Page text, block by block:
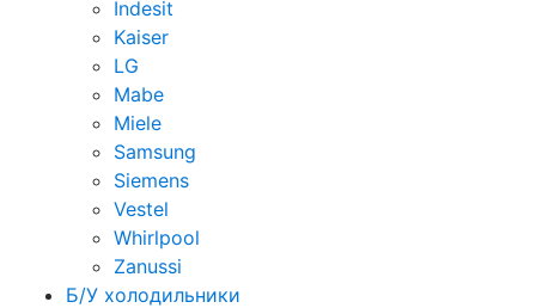
Indesit
Kaiser
LG
Mabe
Miele
Samsung
Siemens
Vestel
Whirlpool
Zanussi
Б/У холодильники